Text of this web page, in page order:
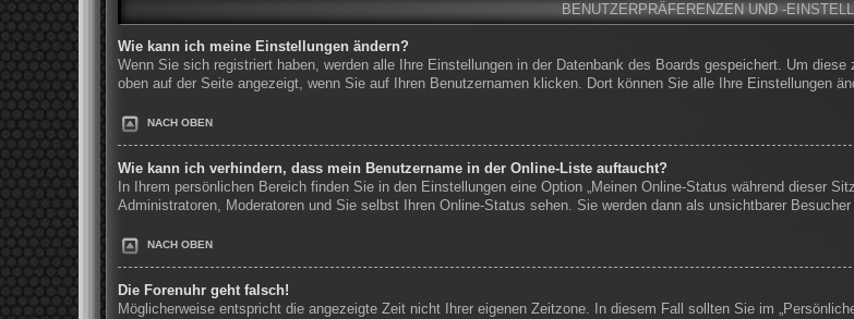
BENUTZERPRÄFERENZEN UND -
Wie kann ich meine Einstellungen ändern?
Wenn Sie sich registriert haben, werden alle Ihre Einstellungen in der Datenbank des Boards gespeichert. Um
oben auf der Seite angezeigt, wenn Sie auf Ihren Benutzernamen klicken. Dort können Sie alle Ihre Einstellungen
NACH OBEN
Wie kann ich verhindern, dass mein Benutzername in der Online-Liste auftaucht?
In Ihrem persönlichen Bereich finden Sie in den Einstellungen eine Option „Meinen Online-Status während dieser
Administratoren, Moderatoren und Sie selbst Ihren Online-Status sehen. Sie werden dann als unsichtbarer Besucher
NACH OBEN
Die Forenuhr geht falsch!
Möglicherweise entspricht die angezeigte Zeit nicht Ihrer eigenen Zeitzone. In diesem Fall sollten Sie im